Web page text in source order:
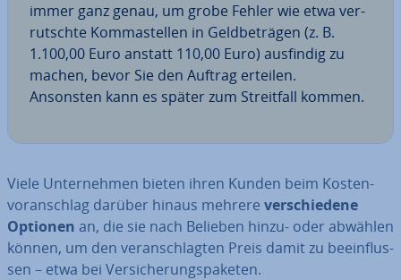
immer ganz genau, um grobe Fehler wie etwa ver­
rutsch­te Kom­ma­stel­len in Geld­be­trä­gen (z. B.
1.100,00 Euro anstatt 110,00 Euro) ausfindig zu
machen, bevor Sie den Auftrag erteilen.
Ansonsten kann es später zum Streit­fall kommen.
Viele Un­ter­neh­men bieten ihren Kunden beim Kos­ten­
vor­anschlag darüber hinaus mehrere ver­schie­de­ne
Optionen an, die sie nach Belieben hinzu- oder abwählen
können, um den ver­an­schlag­ten Preis damit zu be­ein­flus­
sen – etwa bei Ver­si­che­rungs­pa­ke­ten.